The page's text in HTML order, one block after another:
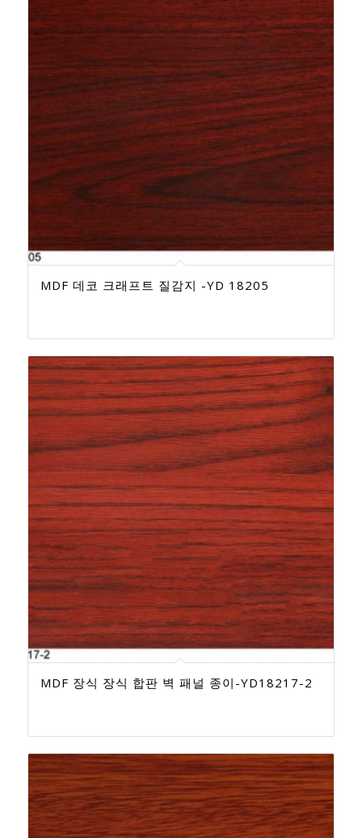
MDF 데코 크래프트 질감지 -YD 18205
MDF 장식 장식 합판 벽 패널 종이-YD18217-2